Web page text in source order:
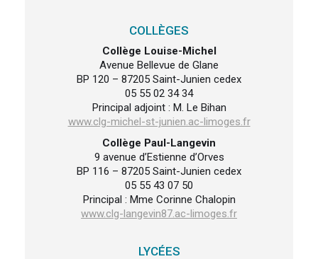
COLLÈGES
Collège Louise-Michel
Avenue Bellevue de Glane
BP 120 – 87205 Saint-Junien cedex
05 55 02 34 34
Principal adjoint : M. Le Bihan
www.clg-michel-st-junien.ac-limoges.fr
Collège Paul-Langevin
9 avenue d’Estienne d’Orves
BP 116 – 87205 Saint-Junien cedex
05 55 43 07 50
Principal : Mme Corinne Chalopin
www.clg-langevin87.ac-limoges.fr
LYCÉES